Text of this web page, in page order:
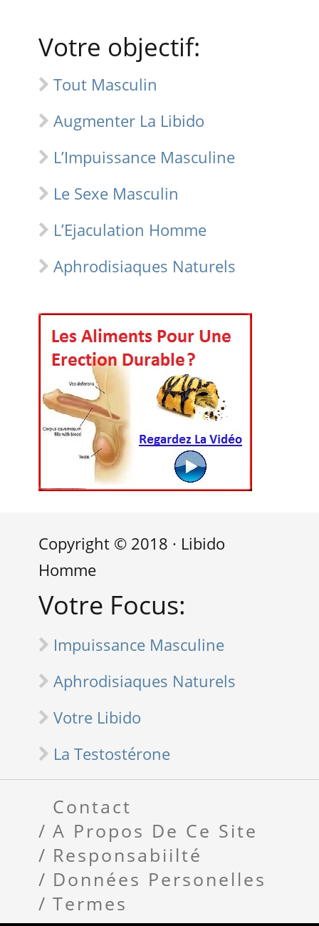
Votre objectif:
Tout Masculin
Augmenter La Libido
L’Impuissance Masculine
Le Sexe Masculin
L’Ejaculation Homme
Aphrodisiaques Naturels
Copyright © 2018 · Libido
Homme
Votre Focus:
Impuissance Masculine
Aphrodisiaques Naturels
Votre Libido
La Testostérone
Contact
A Propos De Ce Site
Responsabiilté
Données Personelles
Termes